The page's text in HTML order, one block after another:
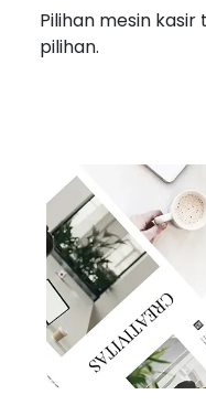
Pilihan mesin
pilihan.